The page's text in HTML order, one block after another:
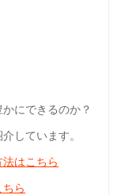
にできるのか？
しています。
はこちら
ら